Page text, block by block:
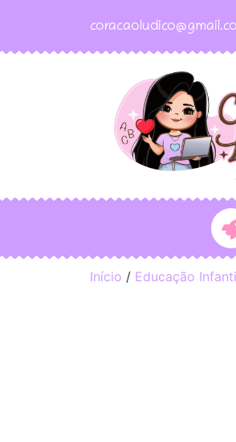
Início / Educação